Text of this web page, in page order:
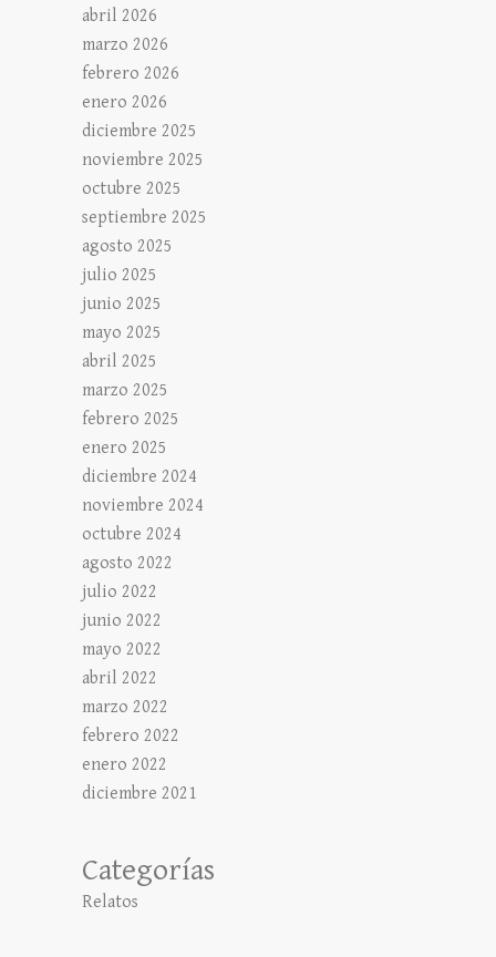
abril 2026
marzo 2026
febrero 2026
enero 2026
diciembre 2025
noviembre 2025
octubre 2025
septiembre 2025
agosto 2025
julio 2025
junio 2025
mayo 2025
abril 2025
marzo 2025
febrero 2025
enero 2025
diciembre 2024
noviembre 2024
octubre 2024
agosto 2022
julio 2022
junio 2022
mayo 2022
abril 2022
marzo 2022
febrero 2022
enero 2022
diciembre 2021
Categorías
Relatos